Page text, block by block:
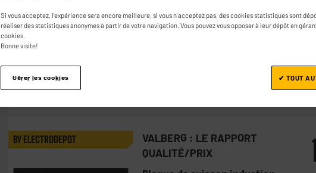
Comparer
Puissance des foyers : 7700 W
Commandes : Tactiles
BY ELECTRODEPOT
VALBERG : LE RAPPORT
QUALITÉ/PRIX
Si vous acceptez, l'expérience sera encore meilleure, si vous n'acceptez pas, des cookies statistiques sont
réaliser des statistiques anonymes à partir de votre navigation. Vous pouvez vous opposer à leur dépôt en
cookies.
Bonne visite!
Gérer les cookies ✔ TOUT